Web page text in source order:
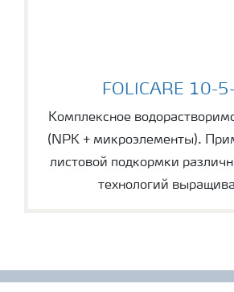
FOLICARE 10-5-40
FOLICARE 10-
Комплексное
(NPK + микроэлементы).
листовой подкормки
технологий